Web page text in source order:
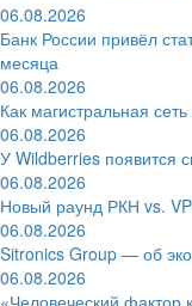
06.08.2026
Банк России привёл
месяца
06.08.2026
Как магистральная
06.08.2026
У Wildberries появится
06.08.2026
Новый раунд РКН vs.
06.08.2026
Sitronics Group — об
06.08.2026
«Человеческий фактор